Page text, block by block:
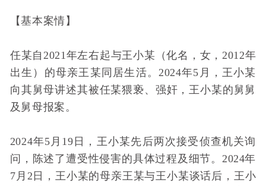
【基本案情】
任某自2021年左右起与王小某（化名，女，2012年
出生）的母亲王某同居生活。2024年5月，王小某
向其舅母讲述其被任某猥亵、强奸，王小某的舅舅
及舅母报案。
2024年5月19日，王小某先后两次接受侦查机关询
问，陈述了遭受性侵害的具体过程及细节。2024年
7月2日，王小某的母亲王某与王小某谈话后，王小